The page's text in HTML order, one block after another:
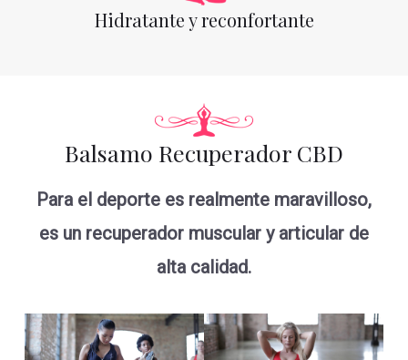
Hidratante y reconfortante
Balsamo Recuperador CBD
Para el deporte es realmente maravilloso,
es un recuperador muscular y articular de
alta calidad.